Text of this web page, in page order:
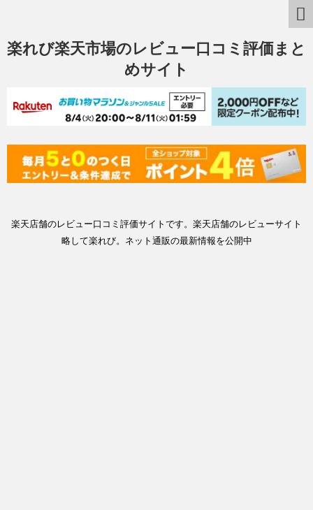
楽れび楽天市場のレビュー口コミ評価まと
めサイト
楽天店舗のレビュー口コミ評価サイトです。楽天店舗のレビューサイト
略して楽れび。ネット通販の最新情報を公開中